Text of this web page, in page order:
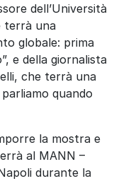
dell’Università
terrà una
globale: prima
e della giornalista
che terrà una
quando
la mostra e
al MANN –
durante la